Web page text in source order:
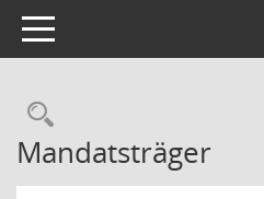
Toggle navigation
Rechercheauswahl
Mandatsträger